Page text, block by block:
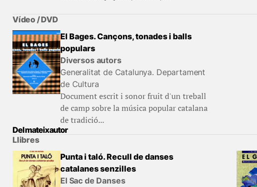
Vídeo / DVD
El Bages. Cançons, tonades i balls
populars
Diversos autors
Generalitat de Catalunya. Departament
de Cultura
Document escrit i sonor fruit d'un treball
de camp sobre la música popular catalana
de tradició...
Del mateix autor
Llibres
Punta i taló. Recull de danses
catalanes senzilles
El Sac de Danses